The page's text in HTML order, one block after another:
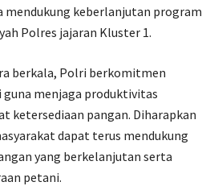
mendukung keberlanjutan program
Polres jajaran Kluster 1.
berkala, Polri berkomitmen
menjaga produktivitas
ketersediaan pangan. Diharapkan
dapat terus mendukung
yang berkelanjutan serta
petani.